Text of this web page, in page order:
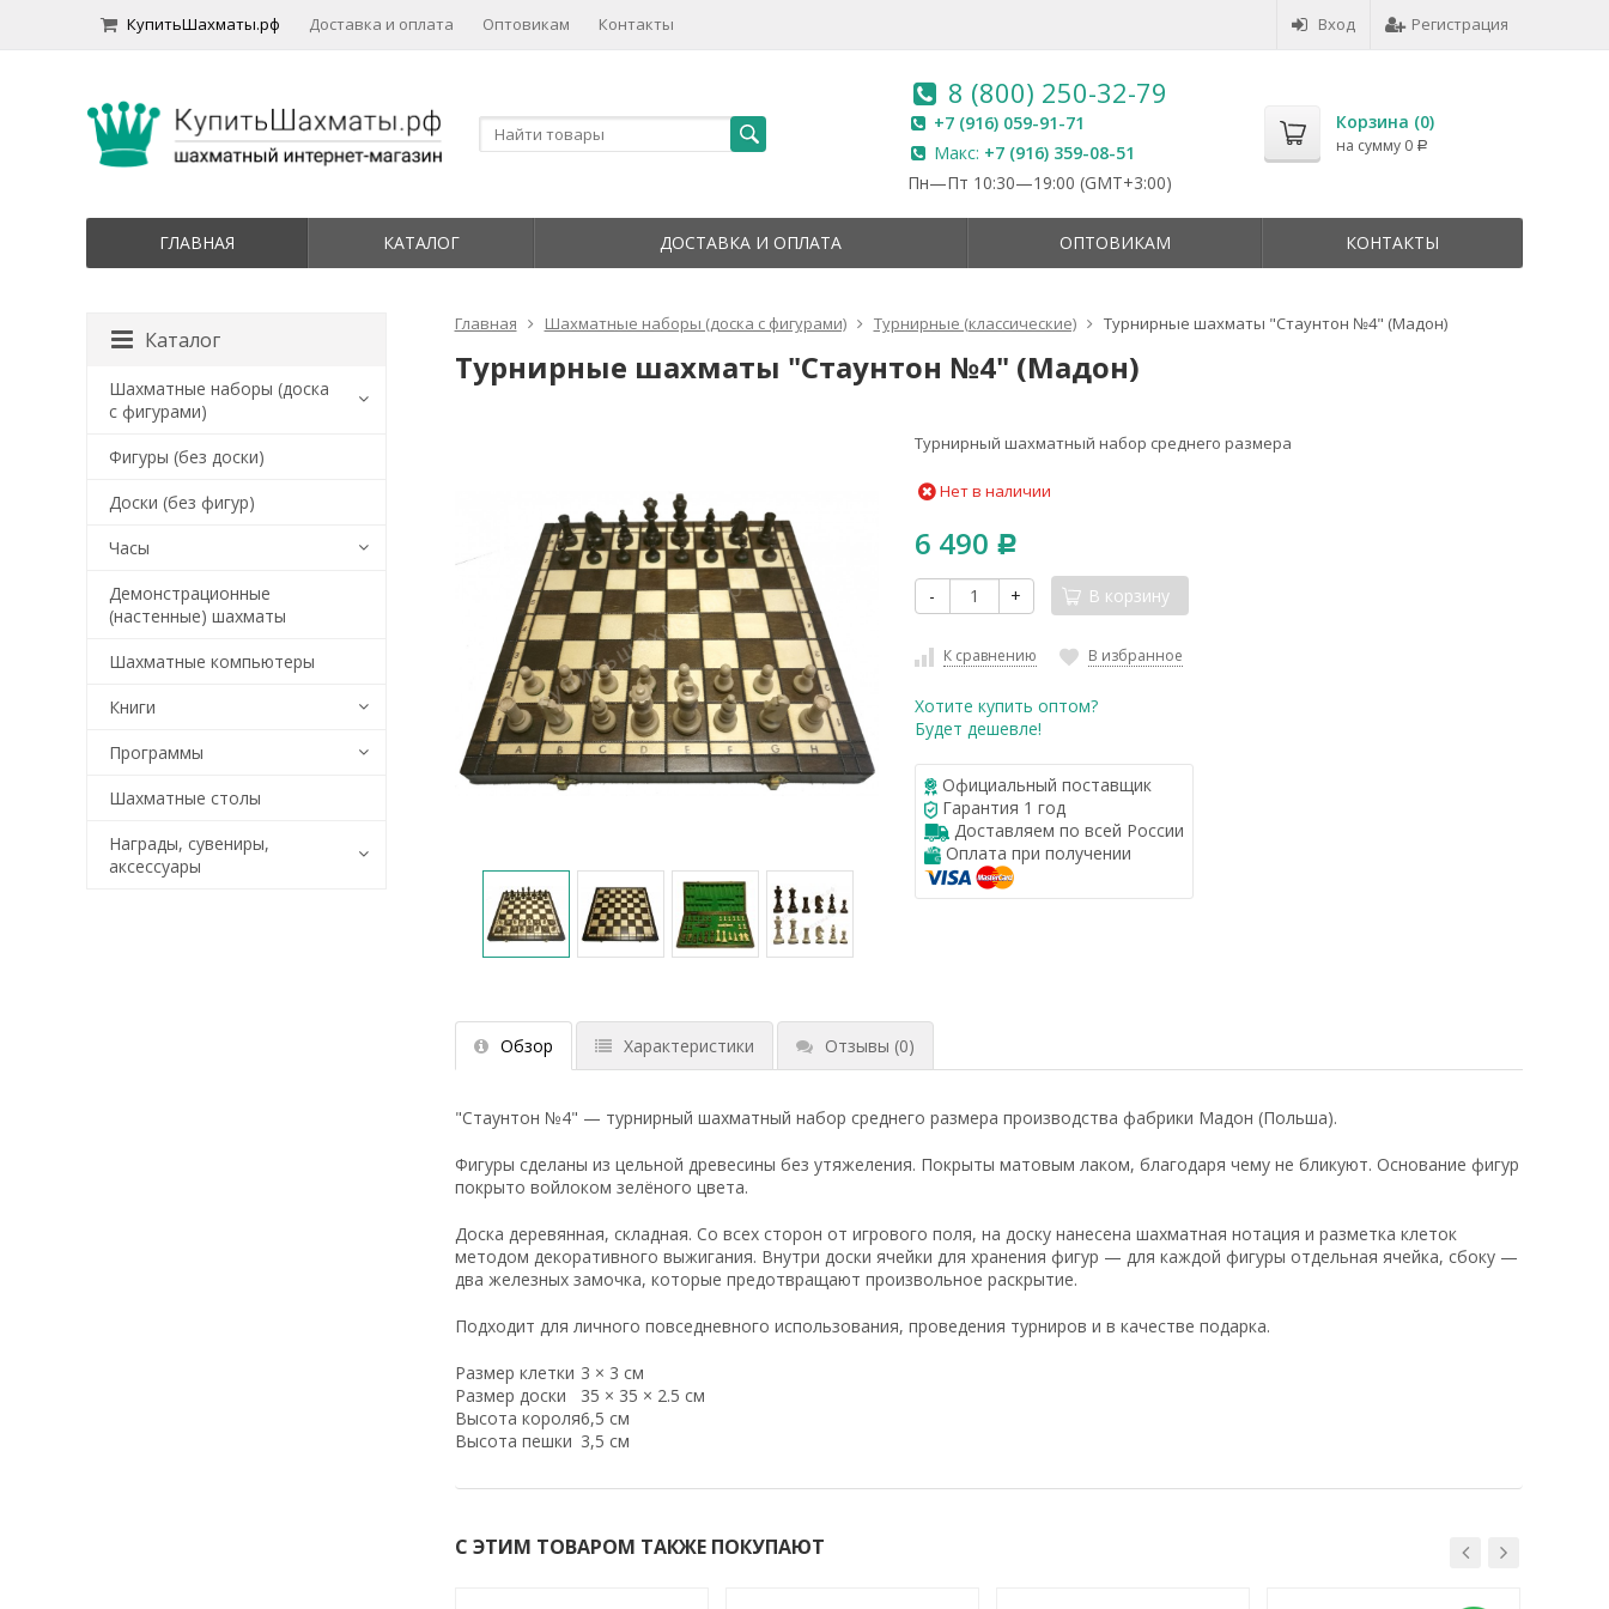
Вход Регистрация
КупитьШахматы.рф Доставка и оплата Оптовикам Контакты
8 (800) 250-32-79
+7 (916) 059-91-71
Макс: +7 (916) 359-08-51
Пн—Пт 10:30—19:00 (GMT+3:00)
Корзина (0)
на сумму 0 Р
ГЛАВНАЯ КАТАЛОГ ДОСТАВКА И ОПЛАТА ОПТОВИКАМ КОНТАКТЫ
Главная Шахматные наборы (доска с фигурами) Турнирные (классические) Турнирные шахматы "Стаунтон №4" (Мадон)
Турнирные шахматы "Стаунтон №4" (Мадон)
Турнирный шахматный набор среднего размера
Нет в наличии
6 490 Р
- + В корзину
К сравнению В избранное
Хотите купить оптом?
Будет дешевле!
Официальный поставщик
Гарантия 1 год
Доставляем по всей России
Оплата при получении
Обзор Характеристики Отзывы (0)
"Стаунтон №4" — турнирный шахматный набор среднего размера производства фабрики Мадон (Польша).
Фигуры сделаны из цельной древесины без утяжеления. Покрыты матовым лаком, благодаря чему не бликуют. Основание фигур
покрыто войлоком зелёного цвета.
Доска деревянная, складная. Со всех сторон от игрового поля, на доску нанесена шахматная нотация и разметка клеток
методом декоративного выжигания. Внутри доски ячейки для хранения фигур — для каждой фигуры отдельная ячейка, сбоку —
два железных замочка, которые предотвращают произвольное раскрытие.
Подходит для личного повседневного использования, проведения турниров и в качестве подарка.
Размер клетки 3 × 3 см
Размер доски
35 × 35 × 2.5 см
Высота короля6,5 см
Высота пешки 3,5 см
С ЭТИМ ТОВАРОМ ТАКЖЕ ПОКУПАЮТ
Каталог
Шахматные наборы (доска
с фигурами)
Фигуры (без доски)
Доски (без фигур)
Часы
Демонстрационные
(настенные) шахматы
Шахматные компьютеры
Книги
Программы
Шахматные столы
Награды, сувениры,
аксессуары